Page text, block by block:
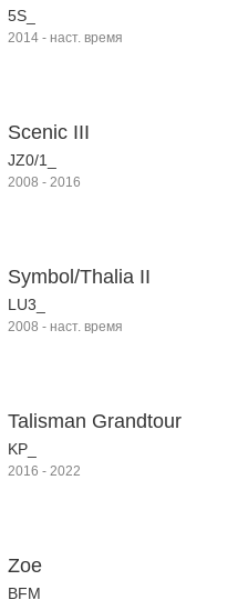
5S_
2014 - наст. время
Scenic III
JZ0/1_
2008 - 2016
Symbol/Thalia II
LU3_
2008 - наст. время
Talisman Grandtour
KP_
2016 - 2022
Zoe
BFM_